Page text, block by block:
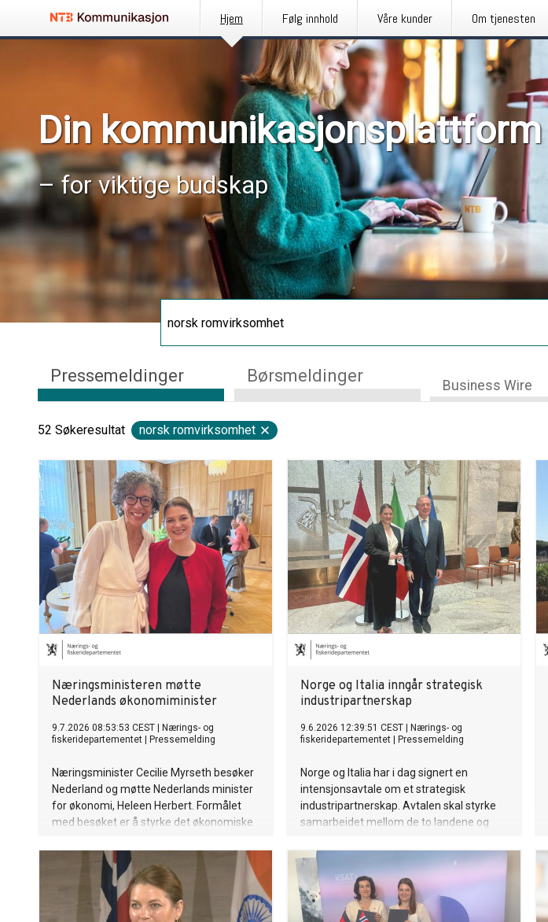
Hjem Følg innhold Våre kunder Om tjenesten
Din kommunikasjonsplattform
– for viktige budskap
Pressemeldinger Børsmeldinger Business Wire
52 Søkeresultat norsk romvirksomhet
Næringsministeren møtte
Nederlands økonomiminister
9.7.2026 08:53:53 CEST
Nærings- og
fiskeridepartementet
Pressemelding
Næringsminister Cecilie Myrseth besøker
Nederland og møtte Nederlands minister
for økonomi, Heleen Herbert. Formålet
med besøket er å styrke det økonomiske
og legge til rette for økt handel,
investeringer og næringslivssamarbeid.
Norge og Italia inngår strategisk
industripartnerskap
9.6.2026 12:39:51 CEST
Nærings- og
fiskeridepartementet
Pressemelding
Norge og Italia har i dag signert en
intensjonsavtale om et strategisk
industripartnerskap. Avtalen skal styrke
samarbeidet mellom de to landene og
sterkere konkurransekraft og tettere
samarbeid i Europa.